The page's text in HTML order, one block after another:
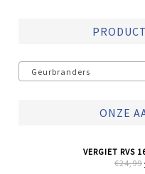
Geurbranders
ONZE
VERGIET RVS
€24,99